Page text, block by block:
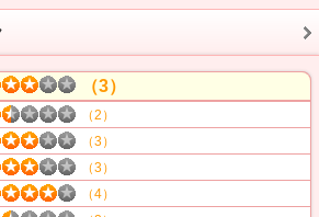
（3）
（2）
（3）
（3）
（4）